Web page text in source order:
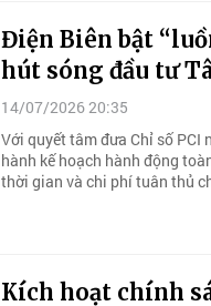
Điện Biên bật
hút sóng đầu tư
14/07/2026 20:35
Với quyết tâm đưa Chỉ số PCI
hành kế hoạch hành động
thời gian và chi phí tuân thủ
Kích hoạt chính